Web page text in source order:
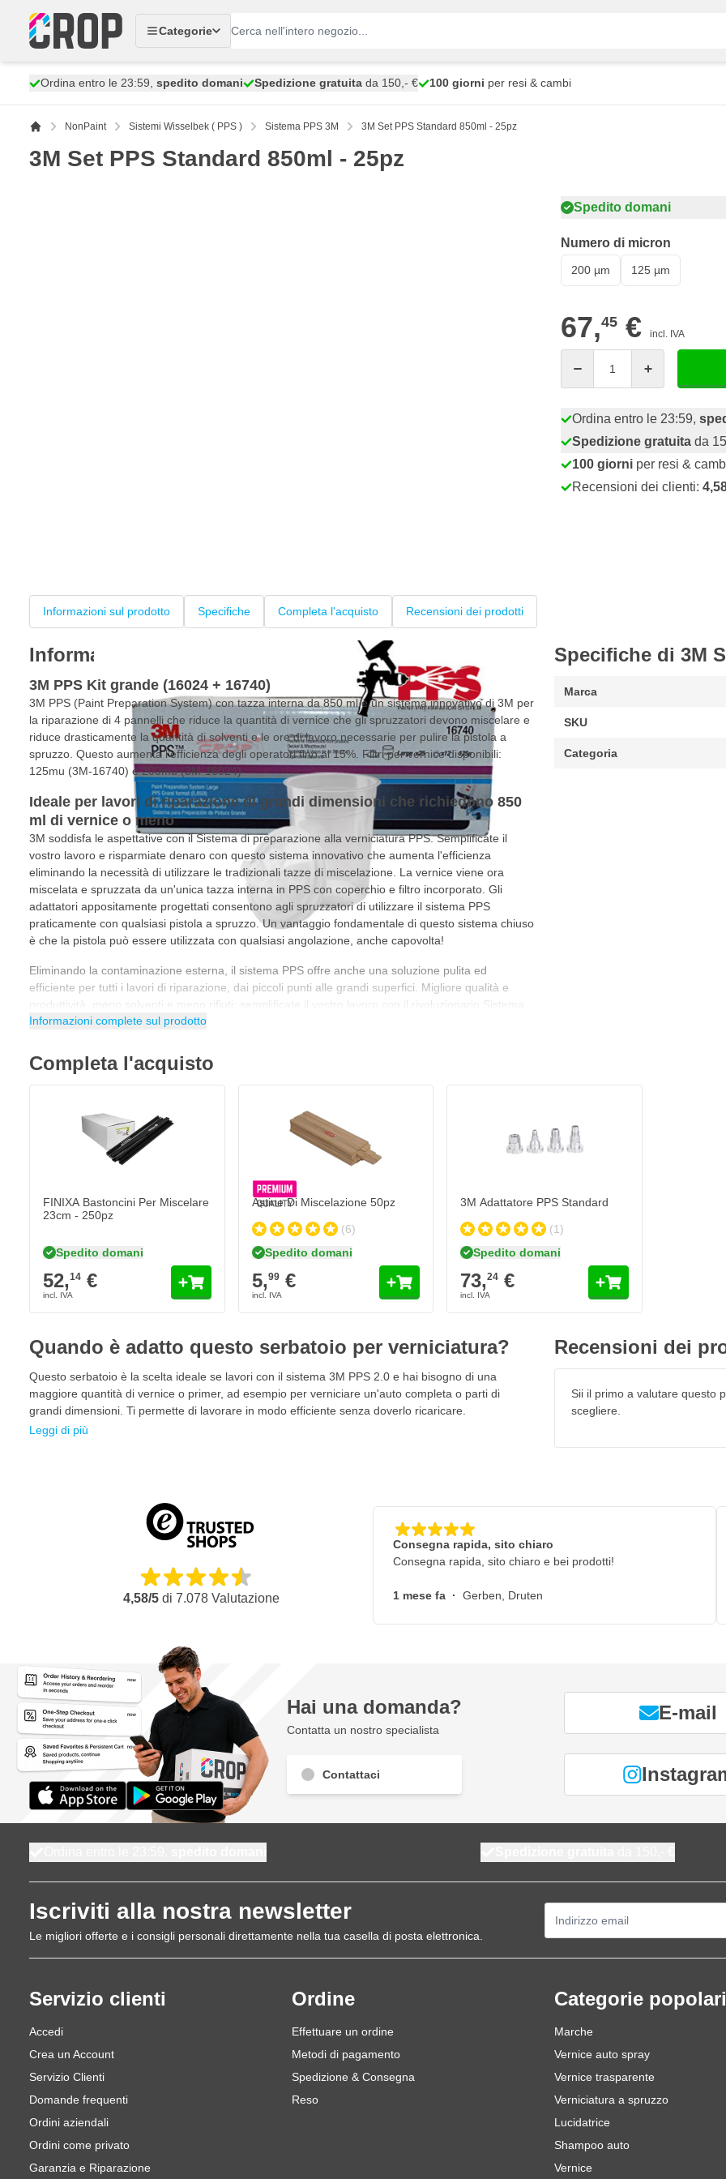
Categorie
Ordina entro le 23:59, spedito domani Spedizione gratuita da 150,- € 100 giorni per resi & cambi
NonPaint Sistemi Wisselbek ( PPS ) Sistema PPS 3M 3M Set PPS Standard 850ml - 25pz
3M Set PPS Standard 850ml - 25pz
Spedito domani
Numero di micron
200 µm 125 µm
67,45 € incl. IVA
Ordina entro le 23:59,
Spedizione gratuita da
100 giorni per resi &
Recensioni dei clienti:
Informazioni sul prodotto Specifiche Completa l'acquisto Recensioni dei prodotti
Informazioni sul prodotto
3M PPS Kit grande (16024 + 16740)
3M PPS (Paint Preparation System) con tazza interna da 850 ml è un sistema innovativo di 3M per
la riparazione di 4 pannelli che riduce la quantità di vernice che gli spruzzatori devono miscelare e
riduce drasticamente la quantità di solventi e le ore di lavoro necessarie per pulire la pistola a
spruzzo. Questo aumenta l'efficienza degli operatori fino al 15%. Filtri per vernice disponibili:
125mu (3M-16740) e 200mu (3M-16024)
Ideale per lavori di riparazione di grandi dimensioni che richiedono 850
ml di vernice o meno
3M soddisfa le aspettative con il Sistema di preparazione alla verniciatura PPS. Semplificate il
vostro lavoro e risparmiate denaro con questo sistema innovativo che aumenta l'efficienza
eliminando la necessità di utilizzare le tradizionali tazze di miscelazione. La vernice viene ora
miscelata e spruzzata da un'unica tazza interna in PPS con coperchio e filtro incorporato. Gli
adattatori appositamente progettati consentono agli spruzzatori di utilizzare il sistema PPS
praticamente con qualsiasi pistola a spruzzo. Un vantaggio fondamentale di questo sistema chiuso
è che la pistola può essere utilizzata con qualsiasi angolazione, anche capovolta!
Eliminando la contaminazione esterna, il sistema PPS offre anche una soluzione pulita ed
efficiente per tutti i lavori di riparazione, dai piccoli punti alle grandi superfici. Migliore qualità e
produttività, meno solventi e meno rifiuti: semplificate il vostro lavoro con il rivoluzionario Sistema
di preparazione alla verniciatura PPS di 3M, ora disponibile in una gamma completa di dimensioni
Il Sistema di preparazione alla verniciatura 3M utilizza una sola tazza per miscelare e
spruzzare la vernice.
La contaminazione dall'esterno è impossibile; il sistema chiuso è dotato di un filtro
incorporato.
La pulizia della pistola a spruzzo è semplice, poiché non è necessario pulire la tazza
La lacca non utilizzata può essere conservata per un uso successivo, posizionando il tappo
sulla tazza.
- Possibilità di spruzzare sul pannello con un angolo di 90 gradi
- Trasferimento ottimale del materiale
Efficienza ottimale Risparmio di materiale: gli spruzzatori hanno bisogno di meno vernice
Massima produttività: sistema più rapido: miscelazione, spruzzatura e pulizia
Riduzione dell'esposizione dei dipendenti ai solventi e meno VOC (rispetto dell'ambiente)
Facilità d'uso
Informazioni complete sul prodotto
Specifiche di 3M
Marca
SKU
Categoria
Completa l'acquisto
FINIXA Bastoncini Per Miscelare
23cm - 250pz
Spedito domani
52,14 €
Astine Di Miscelazione 50pz
(6)
Spedito domani
5,99€
3M Adattatore PPS Standard
(1)
Spedito domani
73,24 €
Quando è adatto questo serbatoio per verniciatura?
Questo serbatoio è la scelta ideale se lavori con il sistema 3M PPS 2.0 e hai bisogno di una
maggiore quantità di vernice o primer, ad esempio per verniciare un'auto completa o parti di
grandi dimensioni. Ti permette di lavorare in modo efficiente senza doverlo ricaricare.
Leggi di più
Recensioni dei
Sii il primo a valutare questo
scegliere.
4,58/5di 7.078Valutazione
Consegna rapida, sito chiaro
Consegna rapida, sito chiaro e bei prodotti!
1 mese fa · Gerben, Druten
Hai una domanda?
Contatta un nostro specialista
Contattaci
E-mail
Iscriviti alla nostra newsletter
Le migliori offerte e i consigli personali direttamente nella tua casella di posta elettronica.
Servizio clienti
Accedi
Crea un Account
Servizio Clienti
Domande frequenti
Ordini aziendali
Ordini come privato
Garanzia e Riparazione
Ordine
Effettuare un ordine
Metodi di pagamento
Spedizione & Consegna
Reso
Categorie popolari
Marche
Vernice auto spray
Vernice trasparente
Verniciatura a spruzzo
Lucidatrice
Shampoo auto
Vernice